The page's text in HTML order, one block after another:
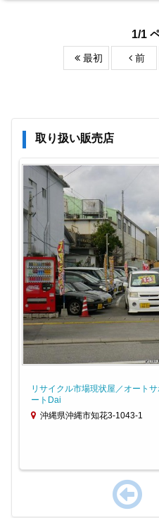
1/1
最初 前
取り扱い販売店
リサイクル市場現状屋／オートサ
ートDai
沖縄県沖縄市知花3-1043-1